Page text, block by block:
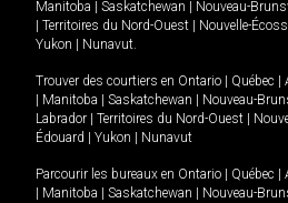
Manitoba
Saskatchewan Nouveau-
Territoires du Nord-Ouest Nouvelle-
Yukon
Nunavut.
Trouver des courtiers en Ontario Québec
Manitoba Saskatchewan Nouveau-
Labrador
Territoires du Nord-Ouest
Édouard
Yukon Nunavut
Parcourir les bureaux en Ontario Québec
Manitoba Saskatchewan Nouveau-